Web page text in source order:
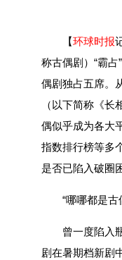
【环球时报
称古偶剧）“霸
偶剧独占五席。
（以下简称《
偶似乎成为各大
指数排行榜等多
是否已陷入破圈
“哪哪都是古
曾一度陷入
剧在暑期档新剧